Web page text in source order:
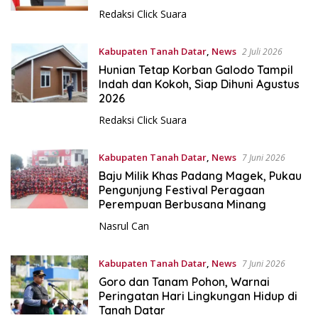
Redaksi Click Suara
Kabupaten Tanah Datar, News 2 Juli 2026
Hunian Tetap Korban Galodo Tampil
Indah dan Kokoh, Siap Dihuni Agustus
2026
Redaksi Click Suara
Kabupaten Tanah Datar, News 7 Juni 2026
Baju Milik Khas Padang Magek, Pukau
Pengunjung Festival Peragaan
Perempuan Berbusana Minang
Nasrul Can
Kabupaten Tanah Datar, News 7 Juni 2026
Goro dan Tanam Pohon, Warnai
Peringatan Hari Lingkungan Hidup di
Tanah Datar